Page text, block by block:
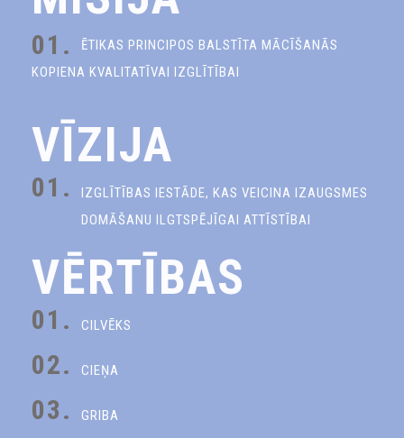
01.
ĒTIKAS PRINCIPOS BALSTĪTA MĀCĪŠANĀS
KOPIENA KVALITATĪVAI IZGLĪTĪBAI
VĪZIJA
01.
IZGLĪTĪBAS IESTĀDE, KAS VEICINA IZAUGSMES
DOMĀŠANU ILGTSPĒJĪGAI ATTĪSTĪBAI
VĒRTĪBAS
01. CILVĒKS
02. CIEŅA
03. GRIBA